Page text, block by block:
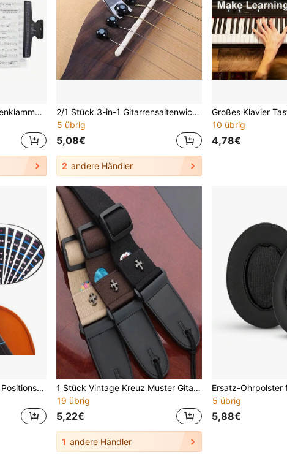
1/2 Stück einfarbige Notenklammern in Musiknotenform, aus hochflexiblem Metall mit integriertem Stanzverfahren, minimalistischer künstlerischer Instrumentenstil, rutschfester stabiler Halt für Notenblätter, geeignet für Klavier, Gitarre, Violine, Erhu, Auftritte und Musikunterricht
2/1 Stück 3-in-1 Gitarrensaitenwickler-Werkzeug aus Legierung, Saiten- und Wirbelabzieher, Steg-Pin-Entferner, langanhaltend Saitenabzieher für Akustik-/Folk-Gitarren
5 übrig
5,08€
2 andere Händler
10 übrig
4,78€
1/4-4/4 Violine Griffbrett Positionsaufkleber für Kinder & erwachsene Anfänger, zum Üben von Tonleitern, Tonhöhe, Fingersatz
1 Stück Vintage Kreuz Muster Gitarrenriemen, Akustikgitarre, E-Gitarre, Bass, Ukulele Zubehör, Geschenk Schultergurt für Musikinstrumente
19 übrig
5,22€
1 andere Händler
5 übrig
5,88€